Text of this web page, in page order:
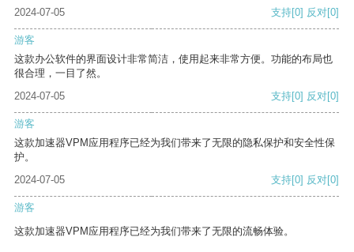
2024-07-05
支持[0] 反对[0]
游客
这款办公软件的界面设计非常简洁，使用起来非常方便。功能的布局也
很合理，一目了然。
2024-07-05
支持[0] 反对[0]
游客
这款加速器VPM应用程序已经为我们带来了无限的隐私保护和安全性保
护。
2024-07-05
支持[0] 反对[0]
游客
这款加速器VPM应用程序已经为我们带来了无限的流畅体验。